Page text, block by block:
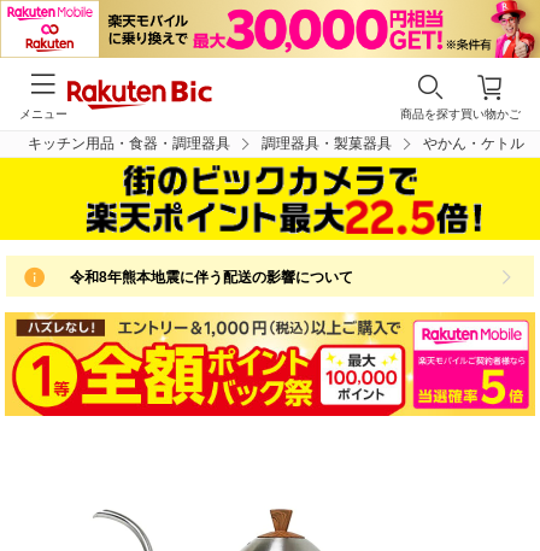
買い物かご
商品を探す
メニュー
キッチン用品・食器・調理器具 調理器具・製菓器具 やかん・ケトル
令和8年熊本地震に伴う配送の影響について